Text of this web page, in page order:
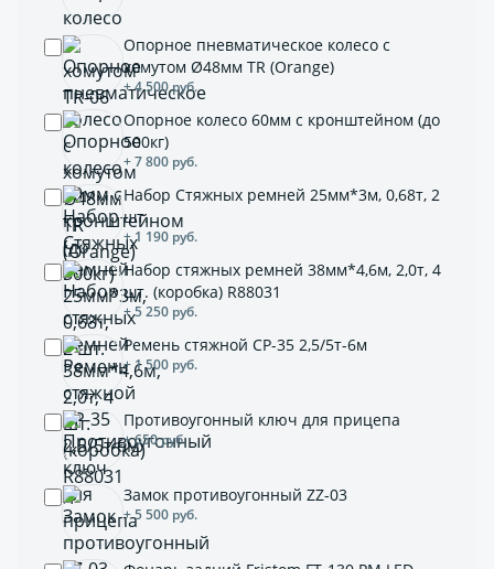
Опорное пневматическое колесо с
хомутом Ø48мм TR (Orange)
+ 4 500 руб.
Опорное колесо 60мм с кронштейном (до
500кг)
+ 7 800 руб.
Набор Стяжных ремней 25мм*3м, 0,68т, 2
шт.
+ 1 190 руб.
Набор стяжных ремней 38мм*4,6м, 2,0т, 4
шт. (коробка) R88031
+ 5 250 руб.
Ремень стяжной СР-35 2,5/5т-6м
+ 1 500 руб.
Противоугонный ключ для прицепа
+ 650 руб.
Замок противоугонный ZZ-03
+ 5 500 руб.